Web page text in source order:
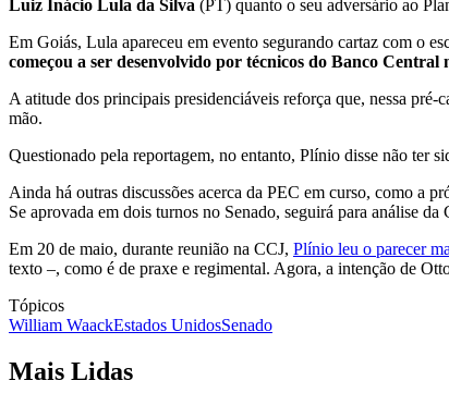
Luiz Inácio Lula da Silva (PT) quanto o seu adversário ao
Em Goiás, Lula apareceu em evento segurando cartaz com o
começou a ser desenvolvido por técnicos do Banco
A atitude dos principais presidenciáveis reforça que, nessa
mão.
Questionado pela reportagem, no entanto, Plínio disse não ter
Ainda há outras discussões acerca da PEC em curso, como a
Se aprovada em dois turnos no Senado, seguirá para análise da
Em 20 de maio, durante reunião na CCJ, Plínio leu o parecer
texto –, como é de praxe e regimental. Agora, a intenção de
Tópicos
William WaackEstados UnidosSenado
Mais Lidas